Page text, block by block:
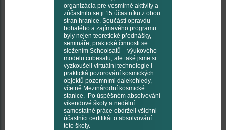
organizácia pre vesmírné aktivity a
zúčastnilo se ji 15 účastníků z obou
stran hranice. Součástí opravdu
bohatého a zajímavého programu
byly nejen teoretické přednášky,
semináře, praktické činnosti se
složením Schoolsatů – výukového
modelu cubesatu, ale také jsme si
vyzkoušeli virtuální technologie i
praktická pozorování kosmických
objektů pozemními dalekohledy,
včetně Mezinárodní kosmické
stanice. Po úspěšném absolvování
víkendové školy a nedělní
samostatné práce obdrželi všichni
účastníci certifikát o absolvování
této školy.